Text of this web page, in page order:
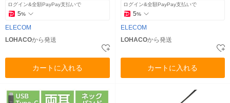
ログイン&全額PayPay支払いで
5%
ELECOM
LOHACOから発送
カートに入れる
ログイン&全額PayPay支払いで
5%
ELECOM
LOHACOから発送
カートに入れる